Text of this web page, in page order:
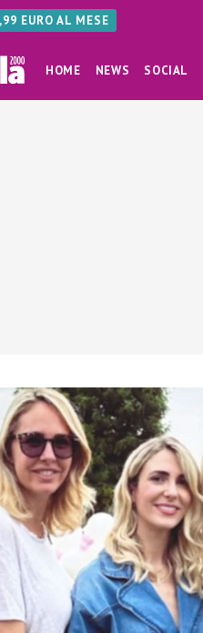
EURO AL MESE
HOME NEWS SOCIAL